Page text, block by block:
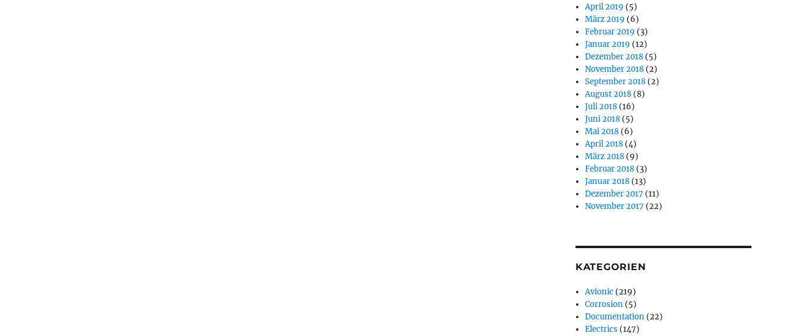
April 2019 (5)
März 2019 (6)
Februar 2019 (3)
Januar 2019 (12)
Dezember 2018 (5)
November 2018 (2)
September 2018 (2)
August 2018 (8)
Juli 2018 (16)
Juni 2018 (5)
Mai 2018 (6)
April 2018 (4)
März 2018 (9)
Februar 2018 (3)
Januar 2018 (13)
Dezember 2017 (11)
November 2017 (22)
KATEGORIEN
Avionic (219)
Corrosion (5)
Documentation (22)
Electrics (147)